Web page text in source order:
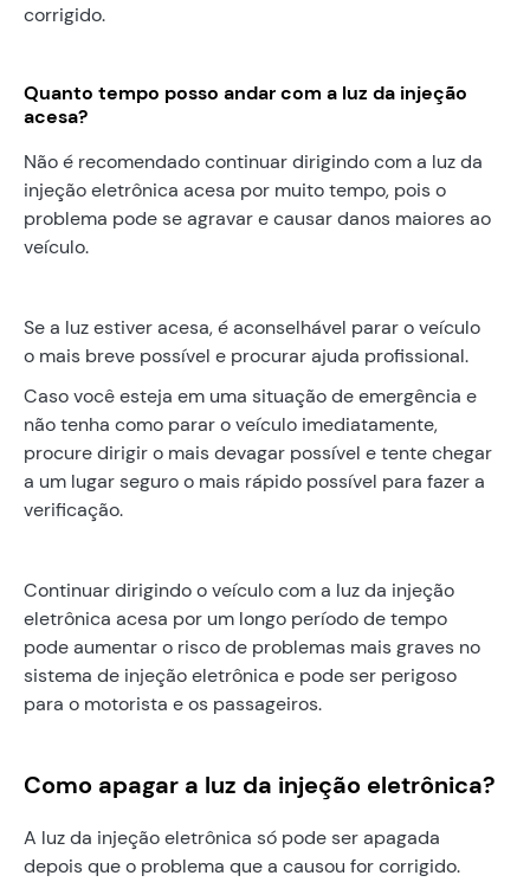
corrigido.
Quanto tempo posso andar com a luz da injeção
acesa?
Não é recomendado continuar dirigindo com a luz da
injeção eletrônica acesa por muito tempo, pois o
problema pode se agravar e causar danos maiores ao
veículo.
Se a luz estiver acesa, é aconselhável parar o veículo
o mais breve possível e procurar ajuda profissional.
Caso você esteja em uma situação de emergência e
não tenha como parar o veículo imediatamente,
procure dirigir o mais devagar possível e tente chegar
a um lugar seguro o mais rápido possível para fazer a
verificação.
Continuar dirigindo o veículo com a luz da injeção
eletrônica acesa por um longo período de tempo
pode aumentar o risco de problemas mais graves no
sistema de injeção eletrônica e pode ser perigoso
para o motorista e os passageiros.
Como apagar a luz da injeção eletrônica?
A luz da injeção eletrônica só pode ser apagada
depois que o problema que a causou for corrigido.